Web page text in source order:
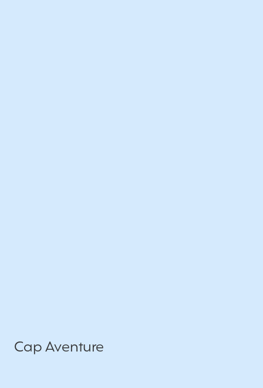
Cap Aventure